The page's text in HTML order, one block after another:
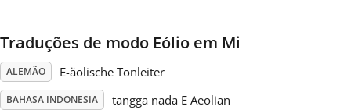
Русский
Traduções de modo Eólio em Mi
ALEMÃO E-äolische Tonleiter
BAHASA INDONESIA tangga nada E Aeolian